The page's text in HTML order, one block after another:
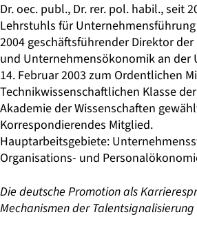
Dr. oec. publ., Dr. rer. pol. habil., seit
Lehrstuhls für
2004 geschäftsführender Direktor
und Unternehmensökonomik an der
14. Februar 2003 zum Ordentlichen
Technikwissenschaftlichen Klasse
Akademie der Wissenschaften
Korrespondierendes Mitglied.
Hauptarbeitsgebiete:
Organisations- und
Die deutsche Promotion als
Mechanismen der